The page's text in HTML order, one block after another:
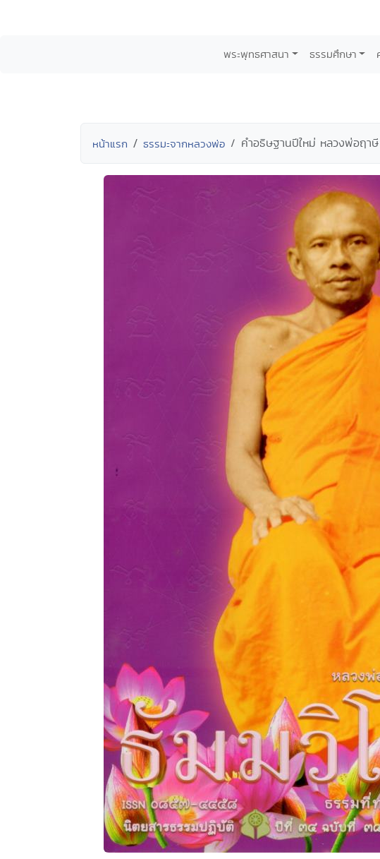
พระพุทธศาสนา ธรรมศึกษา
หน้าแรก ธรรมะจากหลวงพ่อ คำอธิษฐานปีใหม่ หลวงพ่อฤา